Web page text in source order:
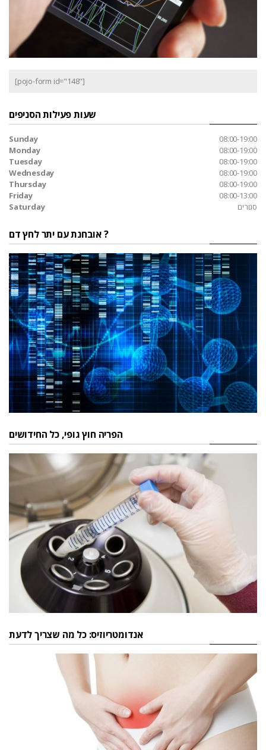
[pojo-form id="148"]
שעות פעילות הסניפים
Sunday
08:00-19:00
Monday
08:00-19:00
Tuesday
08:00-19:00
Wednesday
08:00-19:00
Thursday
08:00-19:00
Friday
08:00-13:00
Saturday
סגורים
אובחנת עם יתר לחץ דם ?
הפריה חוץ גופי, כל החידושים
אנדומטריוזיס: כל מה שצריך לדעת